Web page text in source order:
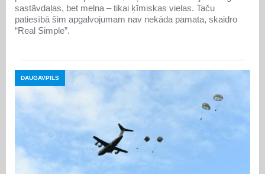
sastāvdaļas, bet melna – tikai ķīmiskas vielas. Taču
patiesībā šim apgalvojumam nav nekāda pamata, skaidro
“Real Simple”.
DAUGAVPILS